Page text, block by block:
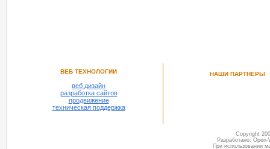
ВЕБ ТЕХНОЛОГИИ
веб дизайн
разработка сайтов
продвижение
техническая поддержка
НАШИ ПАРТНЕРЫ
Copyright
Разработано:
При использовании